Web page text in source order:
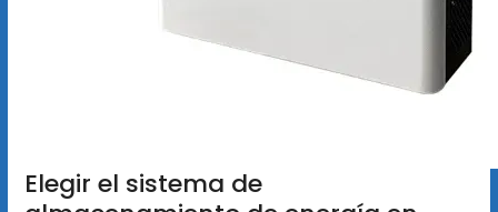
Elegir el sistema de